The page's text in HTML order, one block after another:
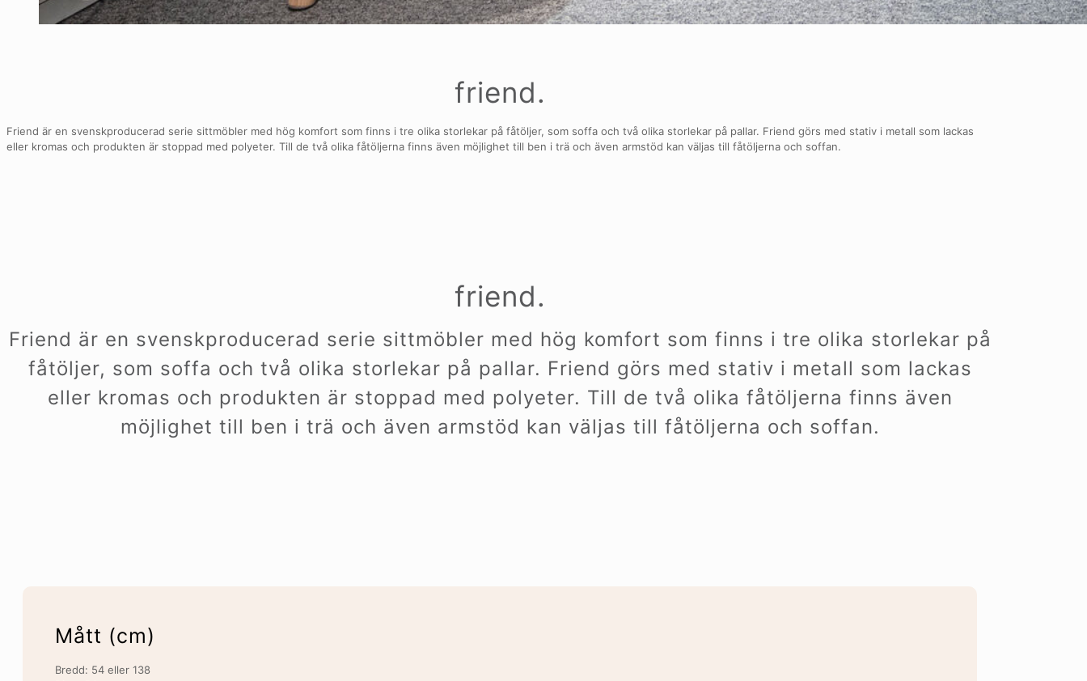
friend.
Friend är en svenskproducerad serie sittmöbler med hög komfort som finns i tre olika storlekar på fåtöljer, som soffa och två olika storlekar på pallar. Friend görs med stativ i metall som lackas
eller kromas och produkten är stoppad med polyeter. Till de två olika fåtöljerna finns även möjlighet till ben i trä och även armstöd kan väljas till fåtöljerna och soffan.
friend.
Friend är en svenskproducerad serie sittmöbler med hög komfort som finns i tre olika storlekar på
fåtöljer, som soffa och två olika storlekar på pallar. Friend görs med stativ i metall som lackas
eller kromas och produkten är stoppad med polyeter. Till de två olika fåtöljerna finns även
möjlighet till ben i trä och även armstöd kan väljas till fåtöljerna och soffan.
Mått (cm)
Bredd: 54 eller 138